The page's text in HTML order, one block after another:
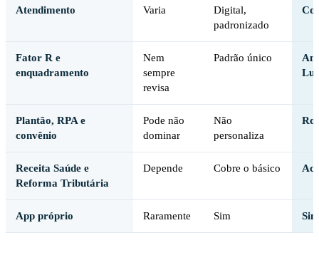
Atendimento Varia
Digital,
padronizado
Fator R e
enquadramento
Nem
sempre
revisa
Padrão único
Plantão, RPA e
convênio
Pode não
dominar
Não
personaliza
Receita Saúde e
Reforma Tributária
Depende Cobre o básico
App próprio Raramente Sim